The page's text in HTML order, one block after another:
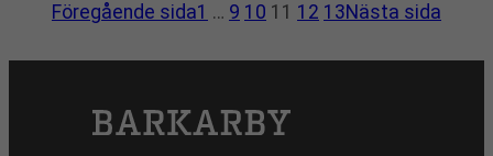
Föregående sida1 … 9 10 11 12 13Nästa sida